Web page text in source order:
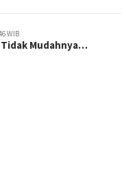
WIB
Tidak Mudahnya…